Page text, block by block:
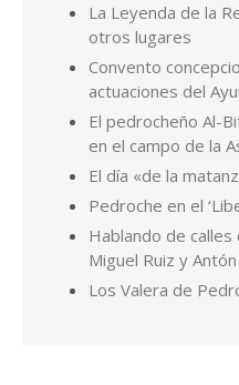
La Leyenda de la
otros lugares
Convento
actuaciones del
El pedrocheño Al-
en el campo de la
El día «de la
Pedroche en el
Hablando de
Miguel Ruiz y
Los Valera de